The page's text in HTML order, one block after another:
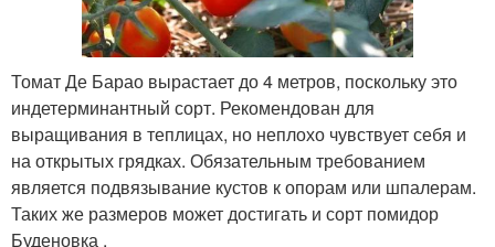
Томат Де Барао вырастает до 4 метров, поскольку это
индетерминантный сорт. Рекомендован для
выращивания в теплицах, но неплохо чувствует себя и
на открытых грядках. Обязательным требованием
является подвязывание кустов к опорам или шпалерам.
Таких же размеров может достигать и сорт помидор
Буденовка .